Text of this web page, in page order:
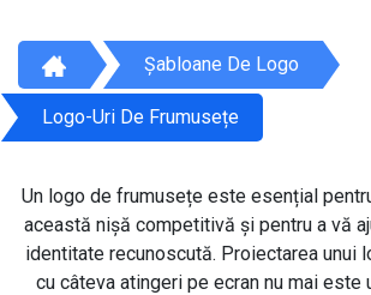
Șabloane De Logo
Logo-Uri De Frumusețe
Un logo de frumusețe este esențial
această nișă competitivă și pentru a vă
identitate recunoscută. Proiectarea unui
cu câteva atingeri pe ecran nu mai este